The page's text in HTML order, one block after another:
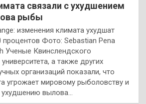
связали с ухудшением
рыбы
изменения климата ухудшат
Фото: Sebastian Pena
Ученые Квинслендского
а также других
организаций показали, что
угрожает мировому рыболовству и
вылова…